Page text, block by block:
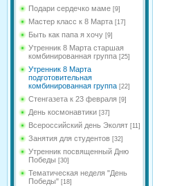
Подари сердечко маме [9]
Мастер класс к 8 Марта [17]
Быть как папа я хочу [9]
Утренник 8 Марта старшая
комбинированная группа [25]
Утренник 8 Марта
подготовительная
комбинированная группа [22]
Стенгазета к 23 февраля [9]
День космонавтики [37]
Всероссийский день Эколят [11]
Занятия для студентов [32]
Утренник посвященный Дню
Победы [30]
Тематическая неделя "День
Победы" [18]